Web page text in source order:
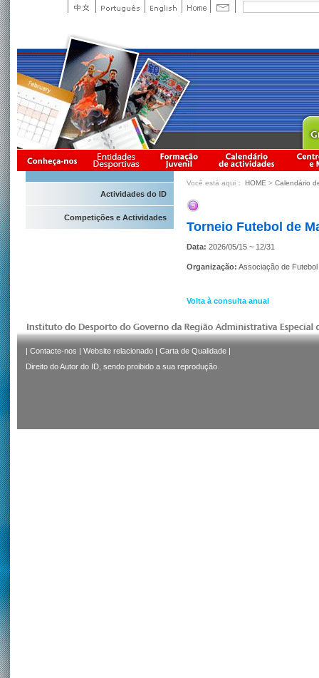
Actividades do ID
Competições e Actividades
Você está aqui： HOME > Calendário
Torneio Futebol de
Data: 2026/05/15 ~ 12/31
Organização: Associação de
Volta à consulta anual
| Contacte-nos | Website relacionado | Carta de Qualidade |
Direito do Autor do ID, sendo proibido a sua reprodução.